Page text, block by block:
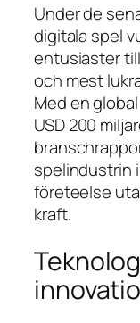
Under de
digitala spel
entusiaster
och mest
Med en
USD 200
spelindustrin
företeelse
kraft.